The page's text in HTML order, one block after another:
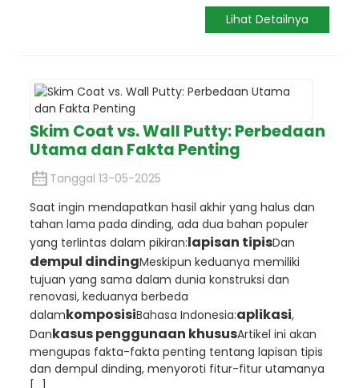
Lihat Detailnya
Skim Coat vs. Wall Putty: Perbedaan
Utama dan Fakta Penting
Tanggal 13-05-2025
Saat ingin mendapatkan hasil akhir yang halus dan
tahan lama pada dinding, ada dua bahan populer
yang terlintas dalam pikiran:lapisan tipisDan
dempul dindingMeskipun keduanya memiliki
tujuan yang sama dalam dunia konstruksi dan
renovasi, keduanya berbeda
dalamkomposisiBahasa Indonesia:aplikasi,
Dankasus penggunaan khususArtikel ini akan
mengupas fakta-fakta penting tentang lapisan tipis
dan dempul dinding, menyoroti fitur-fitur utamanya